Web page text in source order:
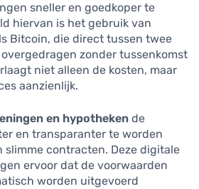
sneller en goedkoper te
hiervan is het gebruik van
Bitcoin, die direct tussen twee
zonder tussenkomst
niet alleen de kosten, maar
aanzienlijk.
en hypotheken de
en transparanter te worden
slimme contracten. Deze digitale
ervoor dat de voorwaarden
worden uitgevoerd